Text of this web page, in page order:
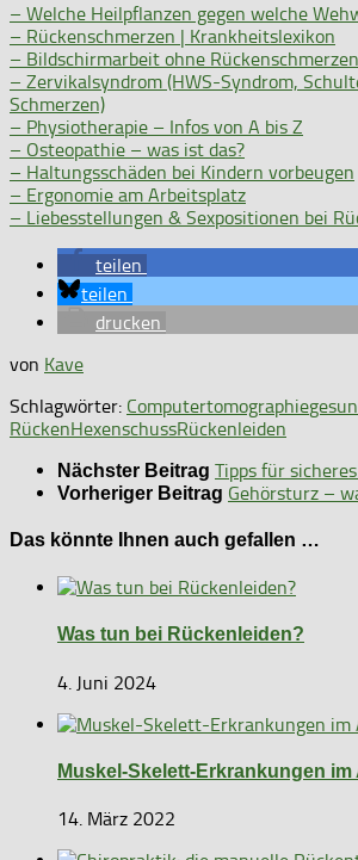
– Welche Heilpflanzen gegen welche
– Rückenschmerzen | Krankheitslexikon
– Bildschirmarbeit ohne Rückenschmerzen
– Zervikalsyndrom (HWS-Syndrom,
Schmerzen)
– Physiotherapie – Infos von A bis Z
– Osteopathie – was ist das?
– Haltungsschäden bei Kindern vorbeugen
– Ergonomie am Arbeitsplatz
– Liebesstellungen & Sexpositionen bei
teilen
teilen
drucken
von Kave
Schlagwörter: Computertomographie
RückenHexenschussRückenleiden
Nächster Beitrag Tipps für
Vorheriger Beitrag Gehörsturz –
Das könnte Ihnen auch gefallen …
Was tun bei Rückenleiden?
4. Juni 2024
Muskel-Skelett-Erkrankungen
14. März 2022